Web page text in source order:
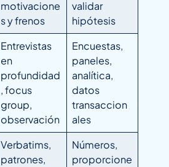
motivacione
s y frenos
validar
hipótesis
Entrevistas
en
profundidad
, focus
group,
observación
Encuestas,
paneles,
analítica,
datos
transaccion
ales
Verbatims,
patrones,
Números,
proporcione